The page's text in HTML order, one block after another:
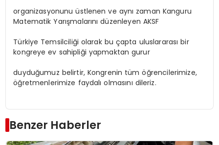
organizasyonunu üstlenen ve aynı zaman Kanguru
Matematik Yarışmalarını düzenleyen AKSF
Türkiye Temsilciliği olarak bu çapta uluslararası bir
kongreye ev sahipliği yapmaktan gurur
duyduğumuz belirtir, Kongrenin tüm öğrencilerimize,
öğretmenlerimize faydalı olmasını dileriz.
Benzer Haberler